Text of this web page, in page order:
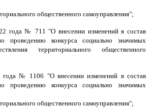
общественного самоуправления";
года № 711 "О внесении изменений в состав
проведению конкурса социально значимых
территориального общественного
№ 1106 "О внесении изменений в состав
проведению конкурса социально значимых
общественного самоуправления";